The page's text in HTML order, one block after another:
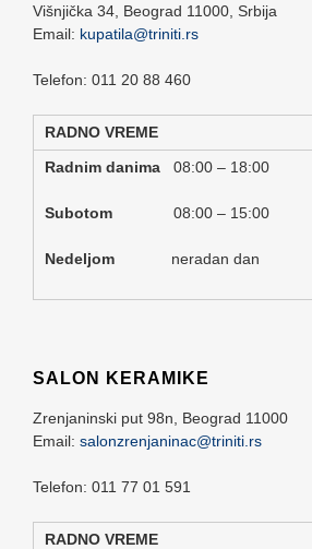
Višnjička 34, Beograd 11000, Srbija
Email: kupatila@triniti.rs
Telefon: 011 20 88 460
RADNO VREME
Radnim danima 08:00 – 18:00
Subotom 08:00 – 15:00
Nedeljom neradan dan
SALON KERAMIKE
Zrenjaninski put 98n, Beograd 11000
Email: salonzrenjaninac@triniti.rs
Telefon: 011 77 01 591
RADNO VREME